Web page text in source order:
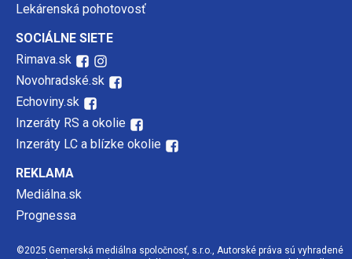
Lekárenská pohotovosť
SOCIÁLNE SIETE
Rimava.sk
Novohradské.sk
Echoviny.sk
Inzeráty RS a okolie
Inzeráty LC a blízke okolie
REKLAMA
Mediálna.sk
Prognessa
©2025 Gemerská mediálna spoločnosť, s.r.o., Autorské práva sú vyhradené